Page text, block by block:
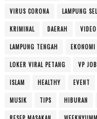
VIRUS CORONA LAMPUNG
KRIMINAL DAERAH
LAMPUNG TENGAH EKONOMI
LOKER VIRAL PETANG VP
ISLAM HEALTHY EVENT
MUSIK TIPS HIBURAN